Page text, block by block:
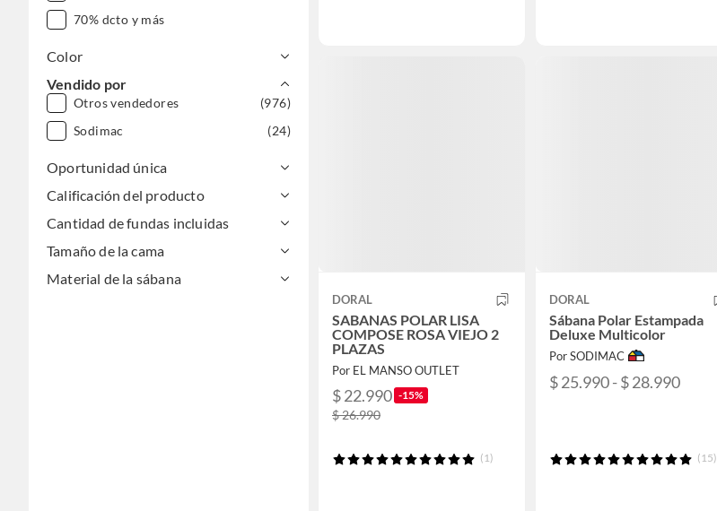
70% dcto y más
Color
Vendido por
Otros vendedores
(976)
Sodimac
(24)
Oportunidad única
Calificación del producto
Cantidad de fundas incluidas
Tamaño de la cama
Material de la sábana
DORAL
SABANAS POLAR LISA
COMPOSE ROSA VIEJO 2
PLAZAS
Por EL MANSO OUTLET
$ 22.990 -15%
$ 26.990
(1)
DORAL
Sábana Polar Estampada
Deluxe Multicolor
Por SODIMAC
$ 25.990 - $ 28.990
(15)